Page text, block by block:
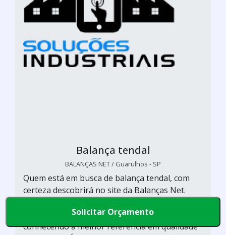
Balança tendal
BALANÇAS NET / Guarulhos - SP
Quem está em busca de balança tendal, com
certeza descobrirá no site da Balanças Net.
plataforma de divulgação das indústrias e
conhecendo a melhor referência em qualidade
Solicitar Orçamento